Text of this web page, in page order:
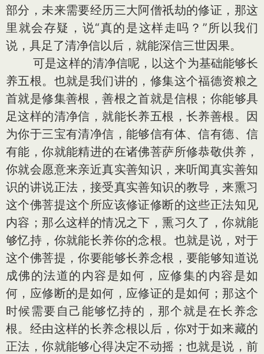
部分，未来需要经历三大阿僧祇劫的修证，那这
里就会存疑，说“真的是这样走吗？”所以我们
说，具足了清净信以后，就能深信三世因果。
可是这样的清净信呢，以这个为基础能够长
养五根。也就是我们讲的，修集这个福德资粮之
首就是修集善根，善根之首就是信根；你能够具
足这样的清净信，就能长养五根，长养善根。因
为你于三宝有清净信，能够信有体、信有德、信
有能，你就能精进的在诸佛菩萨所修恭敬供养，
你就会愿意来亲近真实善知识，来听闻真实善知
识的讲说正法，接受真实善知识的教导，来熏习
这个佛菩提这个所应该修证修断的这些正法知见
内容；那么这样的情况之下，熏习久了，你就能
够忆持，你就能长养你的念根。也就是说，对于
这个佛菩提，你要能够长养念根，要能够知道说
成佛的法道的内容是如何，应修集的内容是如
何，应修断的是如何，应修证的是如何；那这个
时候需要自己能够忆持的，那个就是在长养念
根。经由这样的长养念根以后，你对于如来藏的
正法，你就能够心得决定不动摇；也就是说，前